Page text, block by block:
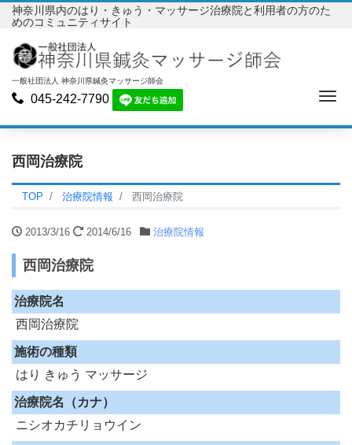
神奈川県内のはり・きゅう・マッサージ治療院と利用者の方のた
めのコミュニティサイト
一般社団法人 神奈川県鍼灸マッサージ師会
045-242-7790
西岡治療院
TOP 治療院情報 西岡治療院
2013/3/16 2014/6/16 治療院情報
西岡治療院
治療院名
西岡治療院
施術の種類
はり きゅう マッサージ
治療院名（カナ）
ニシオカチリョウイン